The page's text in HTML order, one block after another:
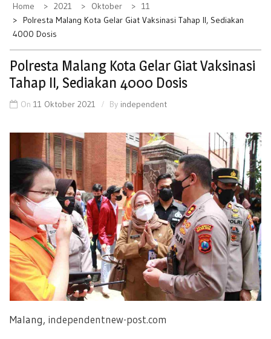
Home 2021 Oktober
11
Polresta Malang Kota Gelar Giat Vaksinasi Tahap II, Sediakan
4000 Dosis
Polresta Malang Kota Gelar Giat Vaksinasi
Tahap II, Sediakan 4000 Dosis
On 11 Oktober 2021 By independent
Malang, independentnew-post.com